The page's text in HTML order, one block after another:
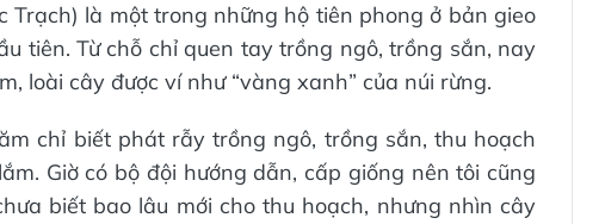
Trạch) là một trong những hộ tiên phong ở bản gieo
tiên. Từ chỗ chỉ quen tay trồng ngô, trồng sắn, nay
loài cây được ví như “vàng xanh” của núi rừng.
chỉ biết phát rẫy trồng ngô, trồng sắn, thu hoạch
Giờ có bộ đội hướng dẫn, cấp giống nên tôi cũng
biết bao lâu mới cho thu hoạch, nhưng nhìn cây